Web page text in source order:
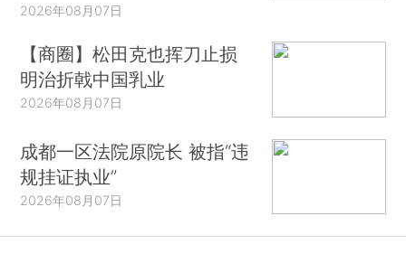
2026年08月07日
【商圈】松田克也挥刀止损
明治折戟中国乳业
2026年08月07日
成都一区法院原院长 被指“违
规挂证执业”
2026年08月07日